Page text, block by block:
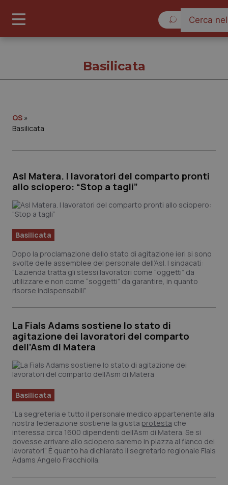
Governo e Parlamento
Regioni e Asl
Lavoro e Professioni
Scienza e Farmaci
Studi e Analisi
Lettere al direttore
Edizioni Regionali
QS Pro
Abruzzo
Basilicata
Calabria
QS Pro Gold
Artrite & artrosi
Asma & BPCO
QS Club Newsletter
Basilicata
QS »
Basilicata
Asl Matera. I lavoratori del comparto pronti
allo sciopero: “Stop a tagli”
Basilicata
Dopo la proclamazione dello stato di agitazione ieri si sono
svolte delle assemblee del personale dell’Asl. I sindacati:
“L’azienda tratta gli stessi lavoratori come “oggetti” da
utilizzare e non come “soggetti” da garantire, in quanto
risorse indispensabili”.
La Fials Adams sostiene lo stato di
agitazione dei lavoratori del comparto
dell’Asm di Matera
Basilicata
“La segreteria e tutto il personale medico appartenente alla
nostra federazione sostiene la giusta protesta che
interessa circa 1600 dipendenti dell'Asm di Matera. Se si
dovesse arrivare allo sciopero saremo in piazza al fianco dei
lavoratori”. È quanto ha dichiarato il segretario regionale Fials
Adams Angelo Fracchiolla.